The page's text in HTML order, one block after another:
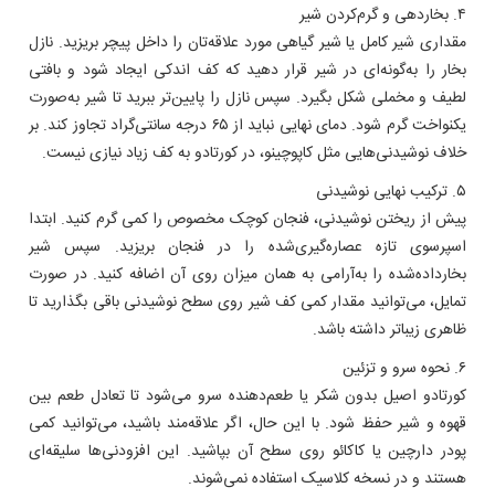
۴. بخاردهی و گرم‌کردن شیر
مقداری شیر کامل یا شیر گیاهی مورد علاقه‌تان را داخل پیچر بریزید. نازل
بخار را به‌گونه‌ای در شیر قرار دهید که کف اندکی ایجاد شود و بافتی
لطیف و مخملی شکل بگیرد. سپس نازل را پایین‌تر ببرید تا شیر به‌صورت
یکنواخت گرم شود. دمای نهایی نباید از ۶۵ درجه سانتی‌گراد تجاوز کند. بر
خلاف نوشیدنی‌هایی مثل کاپوچینو، در کورتادو به کف زیاد نیازی نیست.
۵. ترکیب نهایی نوشیدنی
پیش از ریختن نوشیدنی، فنجان کوچک مخصوص را کمی گرم کنید. ابتدا
اسپرسوی تازه‌ عصاره‌گیری‌شده را در فنجان بریزید. سپس شیر
بخار‌داده‌شده را به‌آرامی به همان میزان روی آن اضافه کنید. در صورت
تمایل، می‌توانید مقدار کمی کف شیر روی سطح نوشیدنی باقی بگذارید تا
ظاهری زیباتر داشته باشد.
۶. نحوه سرو و تزئین
کورتادو اصیل بدون شکر یا طعم‌دهنده سرو می‌شود تا تعادل طعم بین
قهوه و شیر حفظ شود. با این حال، اگر علاقه‌مند باشید، می‌توانید کمی
پودر دارچین یا کاکائو روی سطح آن بپاشید. این افزودنی‌ها سلیقه‌ای
هستند و در نسخه کلاسیک استفاده نمی‌شوند.